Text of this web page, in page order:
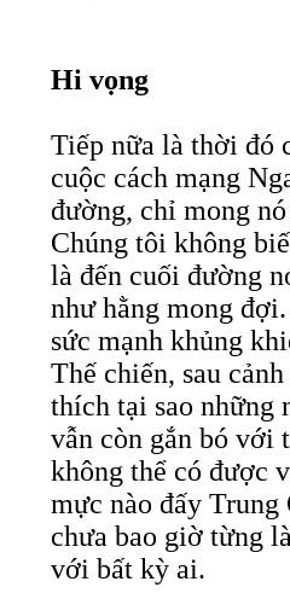
Hi vọng
Tiếp nữa là thời đó
cuộc cách mạng
đường, chỉ mong
Chúng tôi không
là đến cuối đường
như hằng mong
sức mạnh khủng
Thế chiến, sau
thích tại sao những
vẫn còn gắn bó với
không thể có được
mực nào đấy
chưa bao giờ từng
với bất kỳ ai.